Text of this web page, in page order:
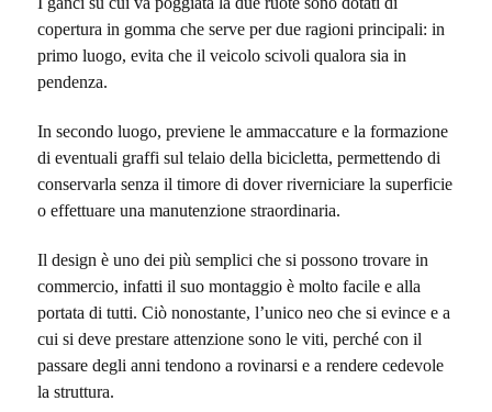
copertura in gomma che serve per due ragioni principali: in
primo luogo, evita che il veicolo scivoli qualora sia in
pendenza.
In secondo luogo, previene le ammaccature e la formazione
di eventuali graffi sul telaio della bicicletta, permettendo di
conservarla senza il timore di dover riverniciare la superficie
o effettuare una manutenzione straordinaria.
Il design è uno dei più semplici che si possono trovare in
commercio, infatti il suo montaggio è molto facile e alla
portata di tutti. Ciò nonostante, l’unico neo che si evince e a
cui si deve prestare attenzione sono le viti, perché con il
passare degli anni tendono a rovinarsi e a rendere cedevole
la struttura.